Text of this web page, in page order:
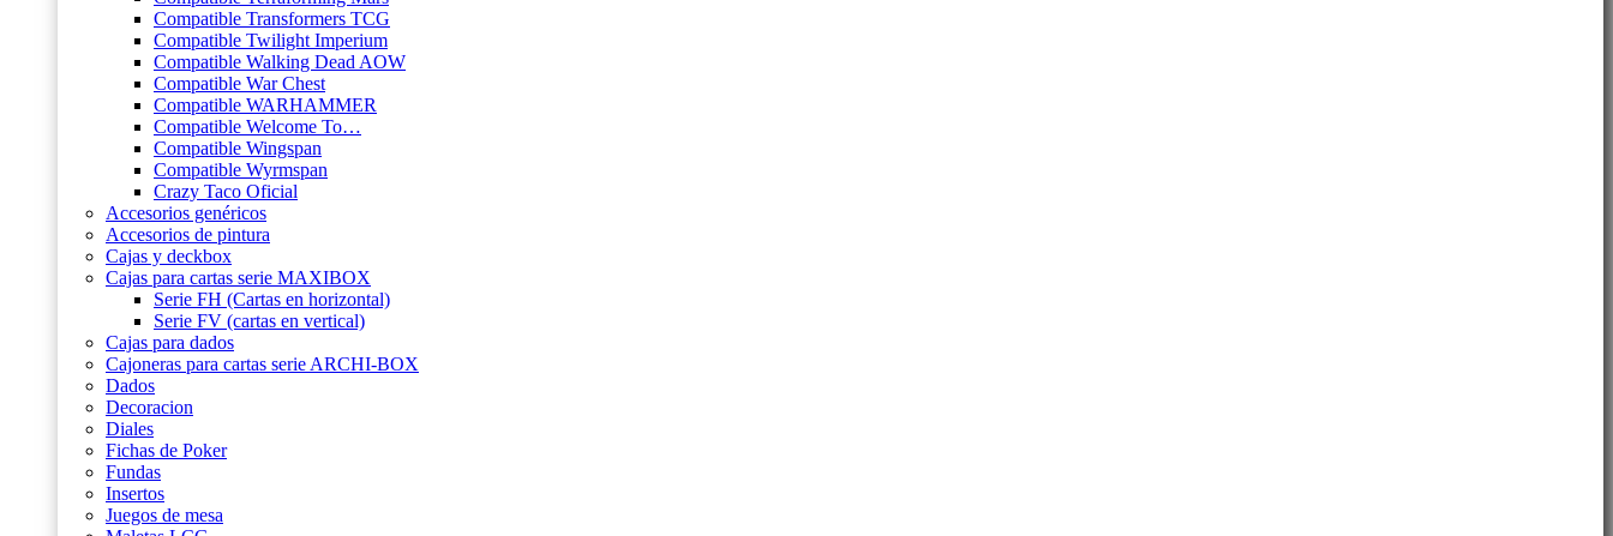
Compatible Transformers TCG
Compatible Twilight Imperium
Compatible Walking Dead AOW
Compatible War Chest
Compatible WARHAMMER
Compatible Welcome To…
Compatible Wingspan
Compatible Wyrmspan
Crazy Taco Oficial
Accesorios genéricos
Accesorios de pintura
Cajas y deckbox
Cajas para cartas serie MAXIBOX
Serie FH (Cartas en horizontal)
Serie FV (cartas en vertical)
Cajas para dados
Cajoneras para cartas serie ARCHI-BOX
Dados
Decoracion
Diales
Fichas de Poker
Fundas
Insertos
Juegos de mesa